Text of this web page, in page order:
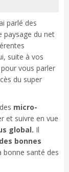
parlé des
paysage du net
suite à vos
pour vous parler
du super
micro-
et suivre en vue
global. Il
bonnes
santé des